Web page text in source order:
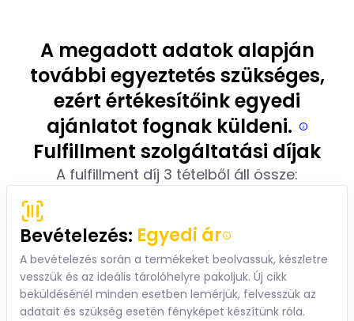
A megadott adatok alapján
további egyeztetés szükséges,
ezért értékesítőink egyedi
ajánlatot fognak küldeni.
Fulfillment szolgáltatási díjak
A fulfillment díj 3 tételből áll össze:
Bevételezés: Egyedi ár
A bevételezés során a termékeket beolvassuk, készletre
vesszük és az ideális tárolóhelyre pakoljuk. Új cikk
beküldésénél minden esetben lemérjük, felvesszük az
adatait és szükség esetén fényképet készítünk róla.